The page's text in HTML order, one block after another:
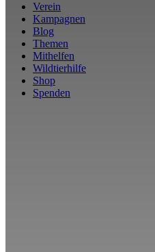
Verein
Kampagnen
Blog
Themen
Mithelfen
Wildtierhilfe
Shop
Spenden